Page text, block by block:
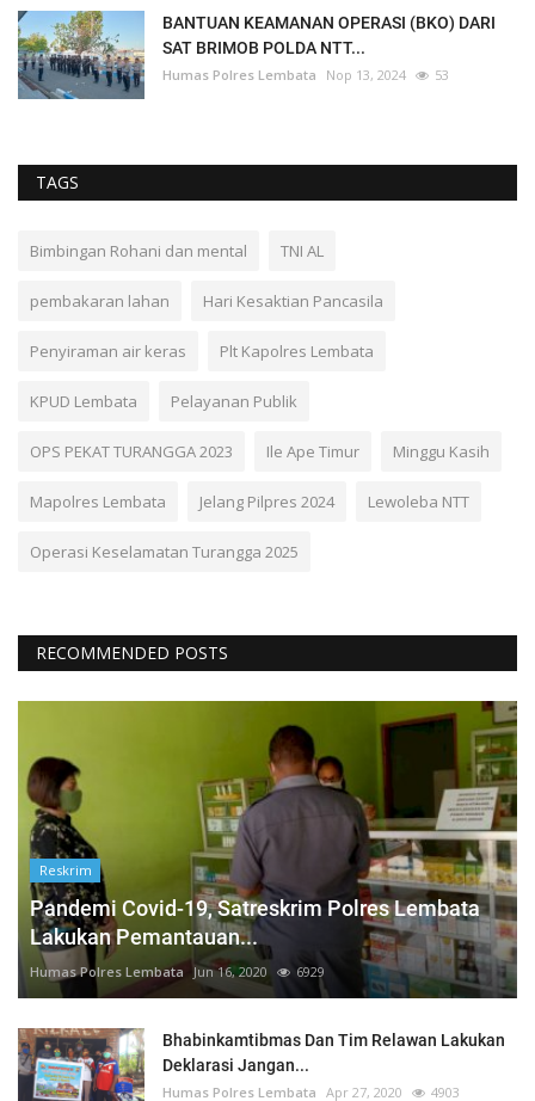
BANTUAN KEAMANAN OPERASI (BKO) DARI
SAT BRIMOB POLDA NTT...
Humas Polres Lembata Nop 13, 2024 53
TAGS
Bimbingan Rohani dan mental TNI AL
pembakaran lahan Hari Kesaktian Pancasila
Penyiraman air keras Plt Kapolres Lembata
KPUD Lembata Pelayanan Publik
OPS PEKAT TURANGGA 2023 Ile Ape Timur Minggu Kasih
Mapolres Lembata Jelang Pilpres 2024 Lewoleba NTT
Operasi Keselamatan Turangga 2025
RECOMMENDED POSTS
Reskrim
Pandemi Covid-19, Satreskrim Polres Lembata
Lakukan Pemantauan...
Humas Polres Lembata Jun 16, 2020 6929
Bhabinkamtibmas Dan Tim Relawan Lakukan
Deklarasi Jangan...
Humas Polres Lembata Apr 27, 2020 4903